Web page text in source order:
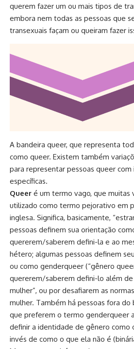
querem fazer um ou mais tipos de
embora nem todas as pessoas que
transexuais façam ou queiram fazer
A bandeira queer, que representa
como queer. Existem também
para representar pessoas queer
específicas.
Queer é um termo vago, que muitas
utilizado como termo pejorativo em
inglesa. Significa, basicamente,
pessoas definem sua orientação
quererem/saberem defini-la e ao
hétero; algumas pessoas definem
ou como genderqueer (“gênero
quererem/saberem defini-lo além de
mulher”, ou por desafiarem as
mulher. Também há pessoas fora
que preferem o termo genderqueer
definir a identidade de gênero como
invés de como o que ela não é